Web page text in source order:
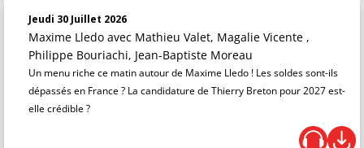
Jeudi 30 Juillet 2026
Maxime Lledo avec Mathieu Valet, Magalie Vicente ,
Philippe Bouriachi, Jean-Baptiste Moreau
Un menu riche ce matin autour de Maxime Lledo ! Les soldes sont-ils
dépassés en France ? La candidature de Thierry Breton pour 2027 est-
elle crédible ?